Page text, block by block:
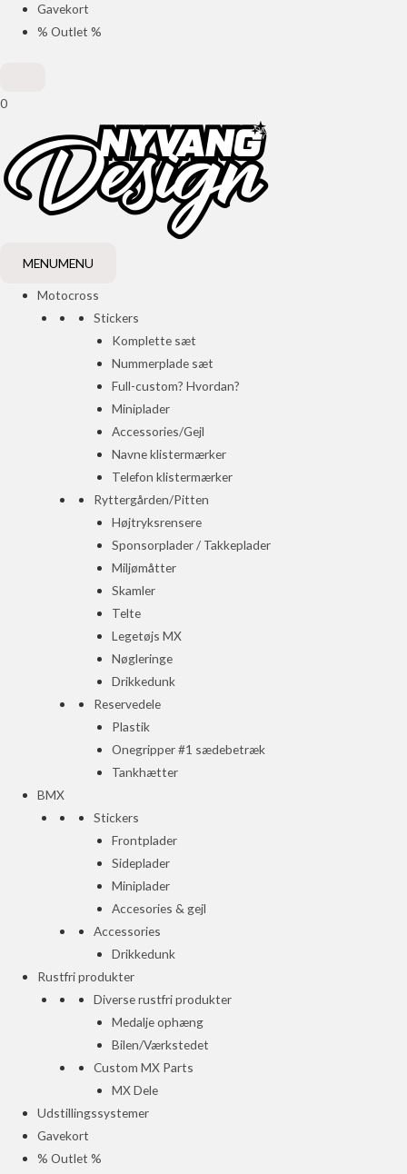
Gavekort
% Outlet %
0
MENUMENU
Motocross
Stickers
Komplette sæt
Nummerplade sæt
Full-custom? Hvordan?
Miniplader
Accessories/Gejl
Navne klistermærker
Telefon klistermærker
Ryttergården/Pitten
Højtryksrensere
Sponsorplader / Takkeplader
Miljømåtter
Skamler
Telte
Legetøjs MX
Nøgleringe
Drikkedunk
Reservedele
Plastik
Onegripper #1 sædebetræk
Tankhætter
BMX
Stickers
Frontplader
Sideplader
Miniplader
Accesories & gejl
Accessories
Drikkedunk
Rustfri produkter
Diverse rustfri produkter
Medalje ophæng
Bilen/Værkstedet
Custom MX Parts
MX Dele
Udstillingssystemer
Gavekort
% Outlet %